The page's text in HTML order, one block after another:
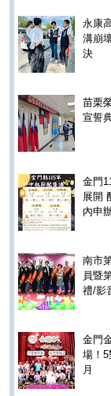
永康
溝崩
決
苗栗
宣誓
金門
展開
內申
南市
員暨
禮/影
金門
場！
月